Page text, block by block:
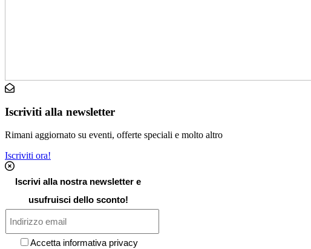
Iscriviti alla newsletter
Rimani aggiornato su eventi, offerte speciali e molto altro
Iscriviti ora!
Iscrivi alla nostra newsletter e
usufruisci dello sconto!
Accetta informativa privacy